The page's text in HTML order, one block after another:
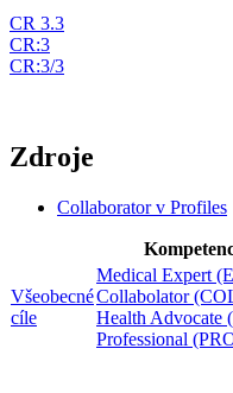
CR 3.3
CR:3
CR:3/3
Zdroje
Collaborator v Profiles
Všeobecné
cíle
Medical Expert
Collabolator
Health Advocate
Professional